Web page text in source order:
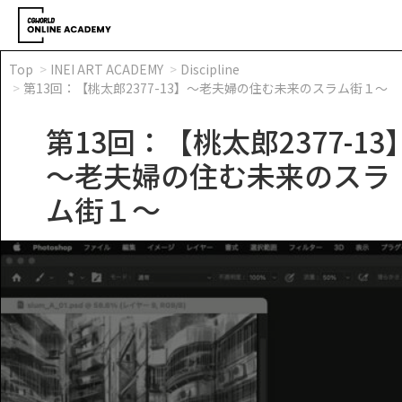
Top INEI ART ACADEMY
Discipline
第13回：【桃太郎2377-13】～老夫婦の住む未来のスラム街１～
第13回：【桃太郎2377-13
～老夫婦の住む未来のスラ
ム街１～